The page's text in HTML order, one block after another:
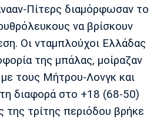
Αστέρας
Πίτερς διαμόρφωσαν το
να βρίσκουν
Οι νταμπλούχοι Ελλάδας
της μπάλας, μοίραζαν
τους Μήτρου-Λονγκ και
διαφορά στο +18 (68-50)
τρίτης περιόδου βρήκε